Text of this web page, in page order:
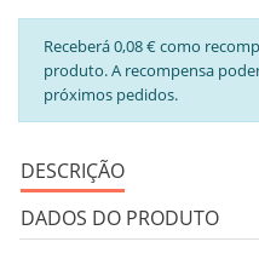
Receberá 0,08 € como
produto. A recompensa
próximos pedidos.
DESCRIÇÃO
DADOS DO PRODUTO